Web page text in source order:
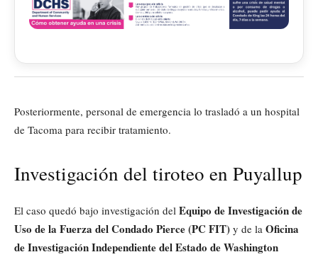
Posteriormente, personal de emergencia lo trasladó a un hospital
de Tacoma para recibir tratamiento.
Investigación del tiroteo en Puyallup
El caso quedó bajo investigación del Equipo de Investigación de
Uso de la Fuerza del Condado Pierce (PC FIT) y de la Oficina
de Investigación Independiente del Estado de Washington